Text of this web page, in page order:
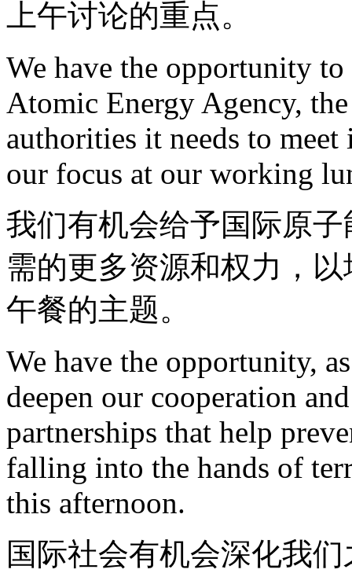
上午讨论的重点。
We have the opportunity
Atomic Energy Agency,
authorities it needs to
our focus at our working
我们有机会给予国际原
需的更多资源和权力，
午餐的主题。
We have the opportunity,
deepen our cooperation
partnerships that help
falling into the hands of
this afternoon.
国际社会有机会深化我